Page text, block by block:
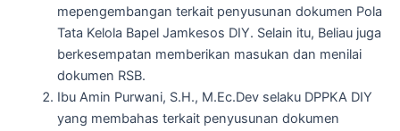
mepengembangan terkait penyusunan dokumen Pola
Tata Kelola Bapel Jamkesos DIY. Selain itu, Beliau juga
berkesempatan memberikan masukan dan menilai
dokumen RSB.
Ibu Amin Purwani, S.H., M.Ec.Dev selaku DPPKA DIY
yang membahas terkait penyusunan dokumen